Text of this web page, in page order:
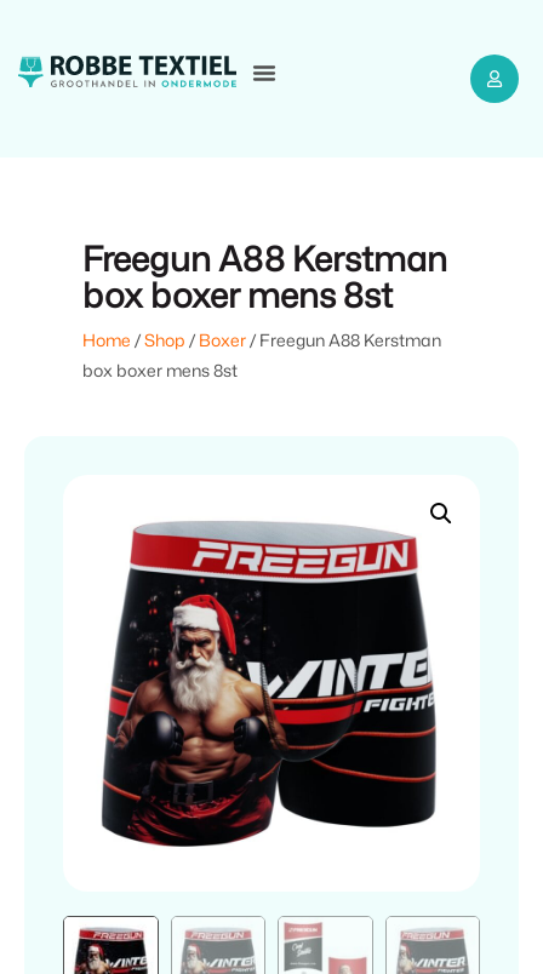
Freegun A88 Kerstman
box boxer mens 8st
Home /Shop / Boxer/ Freegun A88 Kerstman
box boxer mens 8st